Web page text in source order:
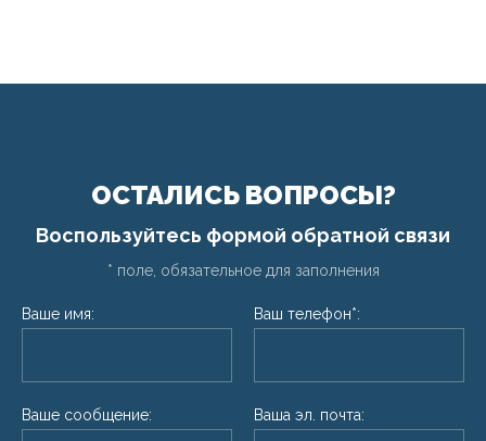
ОСТАЛИСЬ ВОПРОСЫ?
Воспользуйтесь формой обратной связи
* поле, обязательное для заполнения
Ваше имя:
Ваше сообщение:
Ваш телефон*:
Ваша эл. почта: